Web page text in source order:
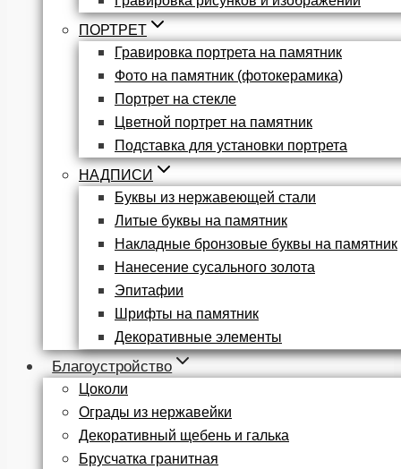
ПОРТРЕТ
Гравировка портрета на памятник
Фото на памятник (фотокерамика)
Портрет на стекле
Цветной портрет на памятник
Подставка для установки портрета
НАДПИСИ
Буквы из нержавеющей стали
Литые буквы на памятник
Накладные бронзовые буквы на памятник
Нанесение сусального золота
Эпитафии
Шрифты на памятник
Декоративные элементы
Благоустройство
Цоколи
Ограды из нержавейки
Декоративный щебень и галька
Брусчатка гранитная